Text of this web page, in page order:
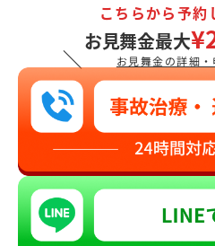
＼
こちらから予約
お見舞金最大
お見舞金の詳細